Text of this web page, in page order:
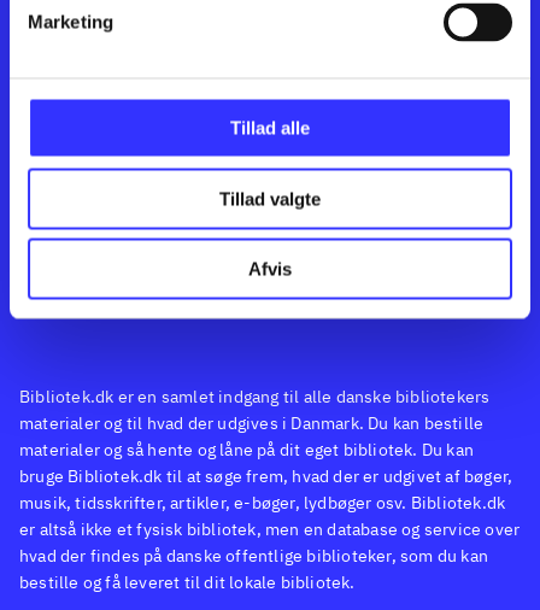
Marketing
Tillad alle
Tillad valgte
Afvis Feedback
Bibliotek.dk er en samlet indgang til alle danske bibliotekers
materialer og til hvad der udgives i Danmark. Du kan bestille
materialer og så hente og låne på dit eget bibliotek. Du kan
bruge Bibliotek.dk til at søge frem, hvad der er udgivet af bøger,
musik, tidsskrifter, artikler, e-bøger, lydbøger osv. Bibliotek.dk
er altså ikke et fysisk bibliotek, men en database og service over
hvad der findes på danske offentlige biblioteker, som du kan
bestille og få leveret til dit lokale bibliotek.
Kontakt os
Leverandører
English
Artikler
Film
Musik
Noder